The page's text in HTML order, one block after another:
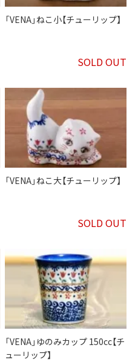
「VENA」ねこ小【チューリップ】
SOLD OUT
「VENA」ねこ大【チューリップ】
SOLD OUT
「VENA」ゆのみカップ 150cc【チ
ューリップ】